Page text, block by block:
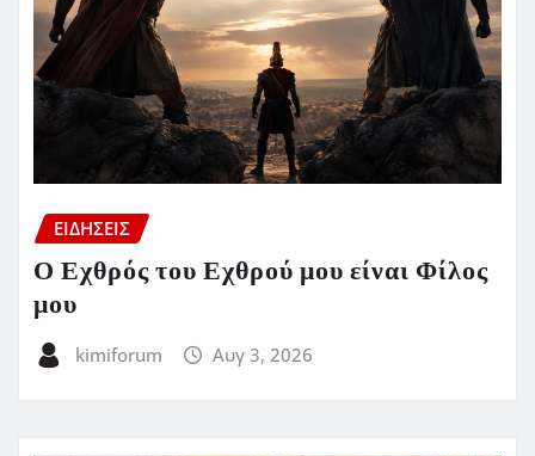
ΕΙΔΗΣΕΙΣ
Ο Εχθρός του Εχθρού μου είναι Φίλος
μου
kimiforum Αυγ 3, 2026